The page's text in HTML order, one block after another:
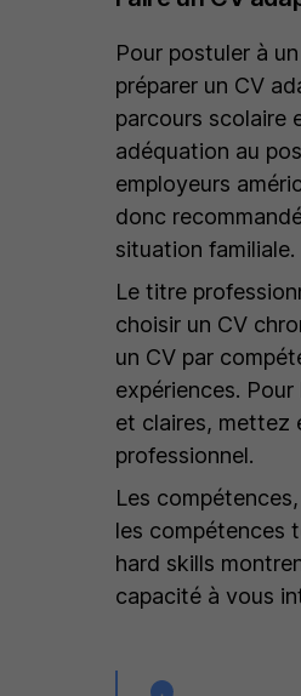
Pour postuler à
préparer un CV
parcours scolaire
adéquation au
employeurs
donc
situation familiale.
Le titre
choisir un CV
un CV par
expériences.
et claires, mettez
professionnel.
Les
les compétences
hard skills
capacité à vous